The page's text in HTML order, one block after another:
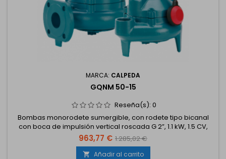
MARCA: CALPEDA
GQNM 50-15
Reseña(s): 0
Bombas monorodete sumergible, con rodete tipo bicanal
con boca de impulsión vertical roscada G 2”, 1.1 kW, 1.5 CV,
monofásico 230 V.
963,77 € 1.285,02 €
 Añadir al carrito